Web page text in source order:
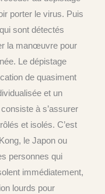
porter le virus. Puis
sont détectés
la manœuvre pour
Le dépistage
de quasiment
et un
à s’assurer
et isolés. C’est
le Japon ou
personnes qui
immédiatement,
lourds pour